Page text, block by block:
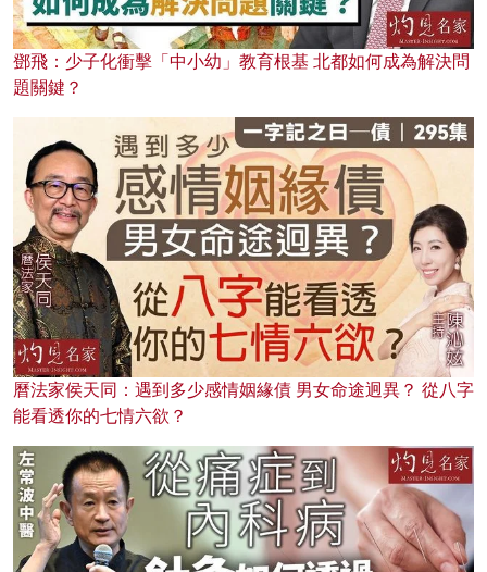
鄧飛：少子化衝擊「中小幼」教育根基 北都如何成為解決問
題關鍵？
曆法家侯天同：遇到多少感情姻緣債 男女命途迥異？ 從八字
能看透你的七情六欲？